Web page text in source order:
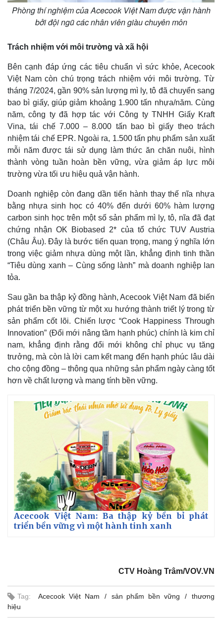
Pháp luật
Vụ án
Tin nóng
Quân sự - Quốc phòng
Vũ khí
Việt Nam
Phòng thí nghiệm của Acecook Việt Nam được vận hành
bởi đội ngũ các nhân viên giàu chuyên môn
Trách nhiệm với môi trường và xã hội
Bên cạnh đáp ứng các tiêu chuẩn vì sức khỏe, Acecook
Việt Nam còn chú trọng trách nhiệm với môi trường. Từ
tháng 7/2024, gần 90% sản lượng mì ly, tô đã chuyển sang
bao bì giấy, giúp giảm khoảng 1.900 tấn nhựa/năm. Cùng
năm, công ty đã hợp tác với Công ty TNHH Giấy Kraft
Vina, tái chế 7.000 – 8.000 tấn bao bì giấy theo trách
nhiệm tái chế EPR. Ngoài ra, 1.500 tấn phụ phẩm sản xuất
mỗi năm được tái sử dụng làm thức ăn chăn nuôi, hình
thành vòng tuần hoàn bền vững, vừa giảm áp lực môi
trường vừa tối ưu hiệu quả vận hành.
Doanh nghiệp còn đang dần tiến hành thay thế nĩa nhựa
bằng nhựa sinh học có 40% đến dưới 60% hàm lượng
carbon sinh học trên một số sản phẩm mì ly, tô, nĩa đã đạt
chứng nhận OK Biobased 2* của tổ chức TUV Austria
(Châu Âu). Đây là bước tiến quan trọng, mang ý nghĩa lớn
trong việc giảm nhựa dùng một lần, khẳng định tinh thần
“Tiêu dùng xanh – Cùng sống lành” mà doanh nghiệp lan
tỏa.
Sau gần ba thập kỷ đồng hành, Acecook Việt Nam đã biến
phát triển bền vững từ một xu hướng thành triết lý trong từ
sản phẩm cốt lõi. Chiến lược “Cook Happiness Through
Innovation” (Đổi mới nâng tầm hạnh phúc) chính là kim chỉ
nam, khẳng định rằng đổi mới không chỉ phục vụ tăng
trưởng, mà còn là lời cam kết mang đến hạnh phúc lâu dài
cho cộng đồng – thông qua những sản phẩm ngày càng tốt
hơn về chất lượng và mang tính bền vững.
Acecook Việt Nam: Ba thập kỷ bền bỉ phát
triển bền vững vì một hành tinh xanh
CTV Hoàng Trâm/VOV.VN
Tag: Acecook Việt Nam sản phẩm bền vững
thương
hiệu